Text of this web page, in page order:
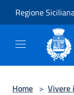
Regione
Home > Vivere